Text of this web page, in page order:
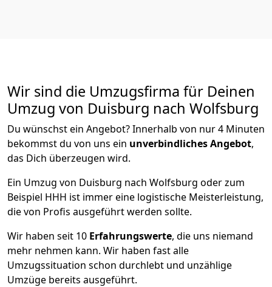
Wir sind die Umzugsfirma für Deinen
Umzug von Duisburg nach Wolfsburg
Du wünschst ein Angebot? Innerhalb von nur 4 Minuten
bekommst du von uns ein unverbindliches Angebot,
das Dich überzeugen wird.
Ein Umzug von Duisburg nach Wolfsburg oder zum
Beispiel HHH ist immer eine logistische Meisterleistung,
die von Profis ausgeführt werden sollte.
Wir haben seit 10 Erfahrungswerte, die uns niemand
mehr nehmen kann. Wir haben fast alle
Umzugssituation schon durchlebt und unzählige
Umzüge bereits ausgeführt.